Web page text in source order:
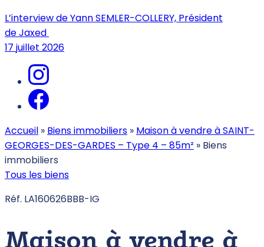
L’interview de Yann SEMLER-COLLERY, Président
de Jaxed
17 juillet 2026
Accueil » Biens immobiliers » Maison à vendre à SAINT-
GEORGES-DES-GARDES – Type 4 – 85m² » Biens
immobiliers
Tous les biens
Réf. LA160626BBB-IG
Maison à vendre à